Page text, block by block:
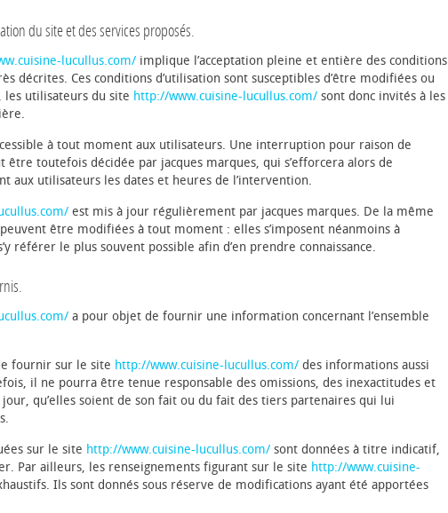
du site et des services proposés.
lucullus.com/ implique l’acceptation pleine et entière des conditions
décrites. Ces conditions d’utilisation sont susceptibles d’être modifiées ou
utilisateurs du site http://www.cuisine-lucullus.com/ sont donc invités à les
à tout moment aux utilisateurs. Une interruption pour raison de
être toutefois décidée par jacques marques, qui s’efforcera alors de
aux utilisateurs les dates et heures de l’intervention.
est mis à jour régulièrement par jacques marques. De la même
être modifiées à tout moment : elles s’imposent néanmoins à
référer le plus souvent possible afin d’en prendre connaissance.
a pour objet de fournir une information concernant l’ensemble
fournir sur le site http://www.cuisine-lucullus.com/ des informations aussi
il ne pourra être tenue responsable des omissions, des inexactitudes et
jour, qu’elles soient de son fait ou du fait des tiers partenaires qui lui
sur le site http://www.cuisine-lucullus.com/ sont données à titre indicatif,
Par ailleurs, les renseignements figurant sur le site http://www.cuisine-
Ils sont donnés sous réserve de modifications ayant été apportées